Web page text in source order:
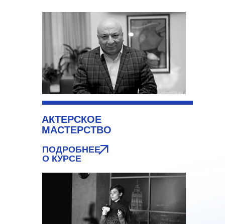
АКТЕРСКОЕ
МАСТЕРСТВО
ПОДРОБНЕЕ
О КУРСЕ